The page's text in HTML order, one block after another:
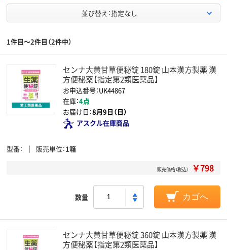
並び替え：指定なし
1件目～2件目（2件中）
センナ大黄甘草便秘錠 180錠 山本漢方製薬 漢
方便秘薬【指定第2類医薬品】
お申込番号：UK44867
在庫：4点
お届け日：8月9日（日）
アスクル在庫商品
型番 販売単位 1箱
販売価格（税込） ￥798
数量 カゴへ
センナ大黄甘草便秘錠 360錠 山本漢方製薬 漢
方便秘薬【指定第2類医薬品】